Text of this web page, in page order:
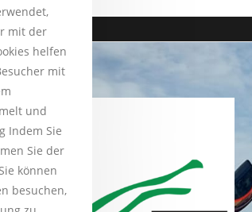
mit der
helfen
mit
und
Indem Sie
Sie der
können
besuchen,